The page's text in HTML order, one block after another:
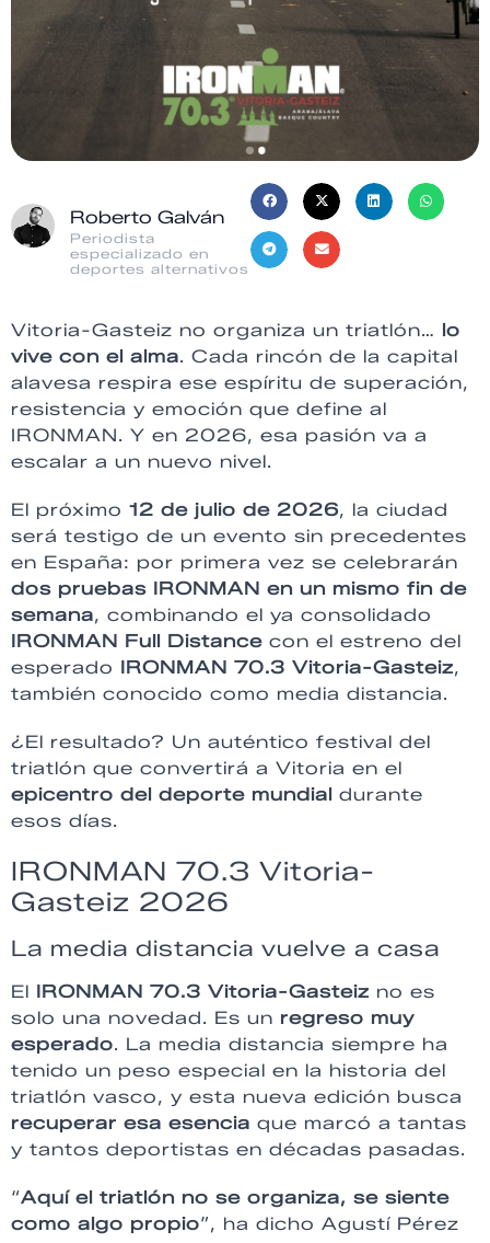
Roberto Galván
Periodista
especializado en
deportes alternativos
Vitoria-Gasteiz no organiza un triatlón… lo
vive con el alma. Cada rincón de la capital
alavesa respira ese espíritu de superación,
resistencia y emoción que define al
IRONMAN. Y en 2026, esa pasión va a
escalar a un nuevo nivel.
El próximo 12 de julio de 2026, la ciudad
será testigo de un evento sin precedentes
en España: por primera vez se celebrarán
dos pruebas IRONMAN en un mismo fin de
semana, combinando el ya consolidado
IRONMAN Full Distance con el estreno del
esperado IRONMAN 70.3 Vitoria-Gasteiz,
también conocido como media distancia.
¿El resultado? Un auténtico festival del
triatlón que convertirá a Vitoria en el
epicentro del deporte mundial durante
esos días.
IRONMAN 70.3 Vitoria-
Gasteiz 2026
La media distancia vuelve a casa
El IRONMAN 70.3 Vitoria-Gasteiz no es
solo una novedad. Es un regreso muy
esperado. La media distancia siempre ha
tenido un peso especial en la historia del
triatlón vasco, y esta nueva edición busca
recuperar esa esencia que marcó a tantas
y tantos deportistas en décadas pasadas.
“Aquí el triatlón no se organiza, se siente
como algo propio”, ha dicho Agustí Pérez